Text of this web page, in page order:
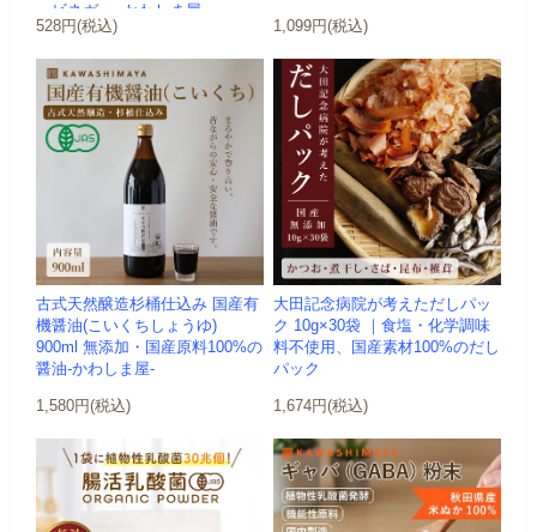
ービネガー -かわしま屋-
528円(税込)
1,099円(税込)
古式天然醸造杉桶仕込み 国産有
機醤油(こいくちしょうゆ)
900ml 無添加・国産原料100%の
醤油-かわしま屋-
1,580円(税込)
大田記念病院が考えただしパッ
ク 10g×30袋 ｜食塩・化学調味
料不使用、国産素材100%のだし
パック
1,674円(税込)